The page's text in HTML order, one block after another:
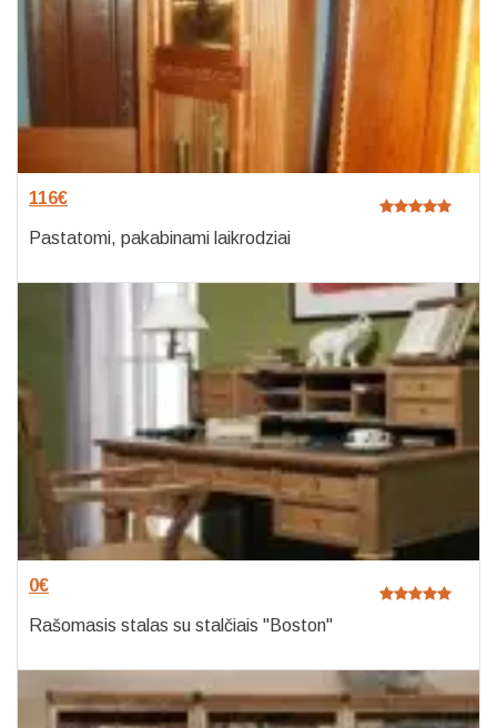
116€
Pastatomi, pakabinami laikrodziai
0€
Rašomasis stalas su stalčiais "Boston"